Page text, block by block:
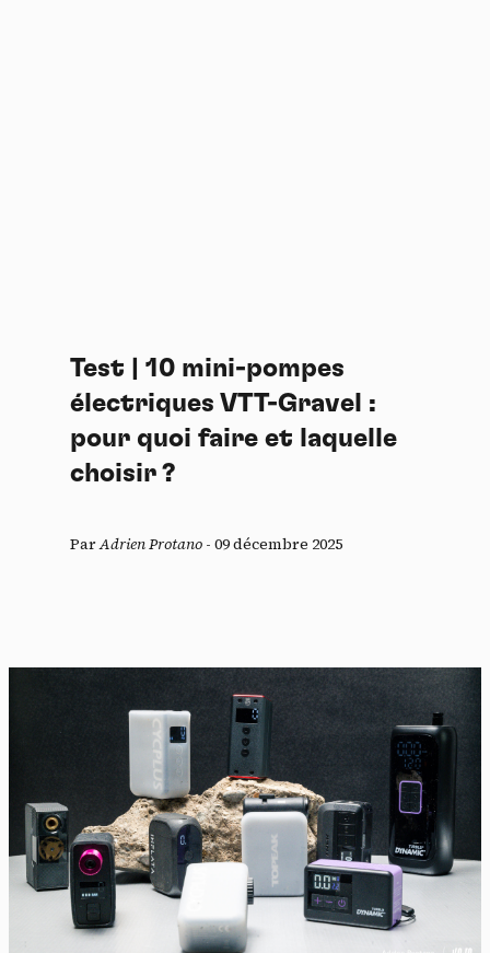
Test | 10 mini-pompes
électriques VTT-Gravel :
pour quoi faire et laquelle
choisir ?
ParAdrien Protano - 09 décembre 2025